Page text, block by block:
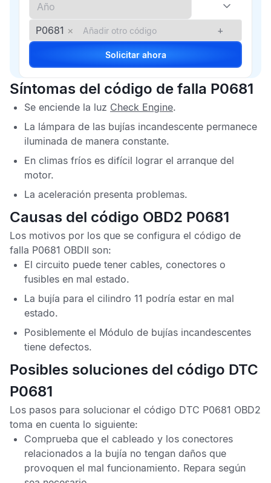
P0681 × +
Solicitar ahora
Síntomas del código de falla P0681
Se enciende la luz Check Engine.
La lámpara de las bujías incandescente permanece
iluminada de manera constante.
En climas fríos es difícil lograr el arranque del
motor.
La aceleración presenta problemas.
Causas del código OBD2 P0681
Los motivos por los que se configura el código de
falla P0681 OBDII son:
El circuito puede tener cables, conectores o
fusibles en mal estado.
La bujía para el cilindro 11 podría estar en mal
estado.
Posiblemente el Módulo de bujías incandescentes
tiene defectos.
Posibles soluciones del código DTC
P0681
Los pasos para solucionar el código DTC P0681 OBD2
toma en cuenta lo siguiente:
Comprueba que el cableado y los conectores
relacionados a la bujía no tengan daños que
provoquen el mal funcionamiento. Repara según